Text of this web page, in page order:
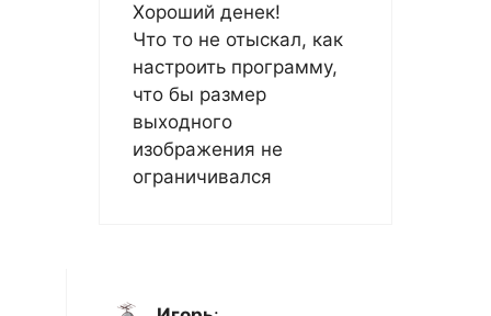
Хороший денек!
Что то не отыскал, как
настроить программу,
что бы размер
выходного
изображения не
ограничивался